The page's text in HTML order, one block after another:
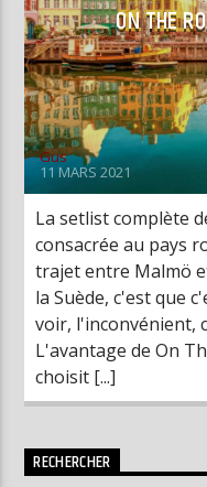
ON THE
Gus
11 MARS 2021
La setlist complète
consacrée au pays
trajet entre Malmö
la Suède, c'est que
voir, l'inconvénient,
L'avantage de On
choisit [...]
RECHERCHER